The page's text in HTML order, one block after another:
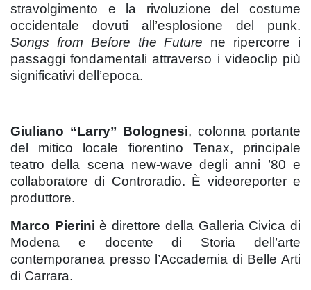
stravolgimento e la rivoluzione del costume
occidentale dovuti all’esplosione del punk.
Songs from Before the Future ne ripercorre i
passaggi fondamentali attraverso i videoclip più
significativi dell’epoca.
Giuliano “Larry” Bolognesi, colonna portante
del mitico locale fiorentino Tenax, principale
teatro della scena new-wave degli anni ’80 e
collaboratore di Controradio. È videoreporter e
produttore.
Marco Pierini è direttore della Galleria Civica di
Modena e docente di Storia dell’arte
contemporanea presso l’Accademia di Belle Arti
di Carrara.